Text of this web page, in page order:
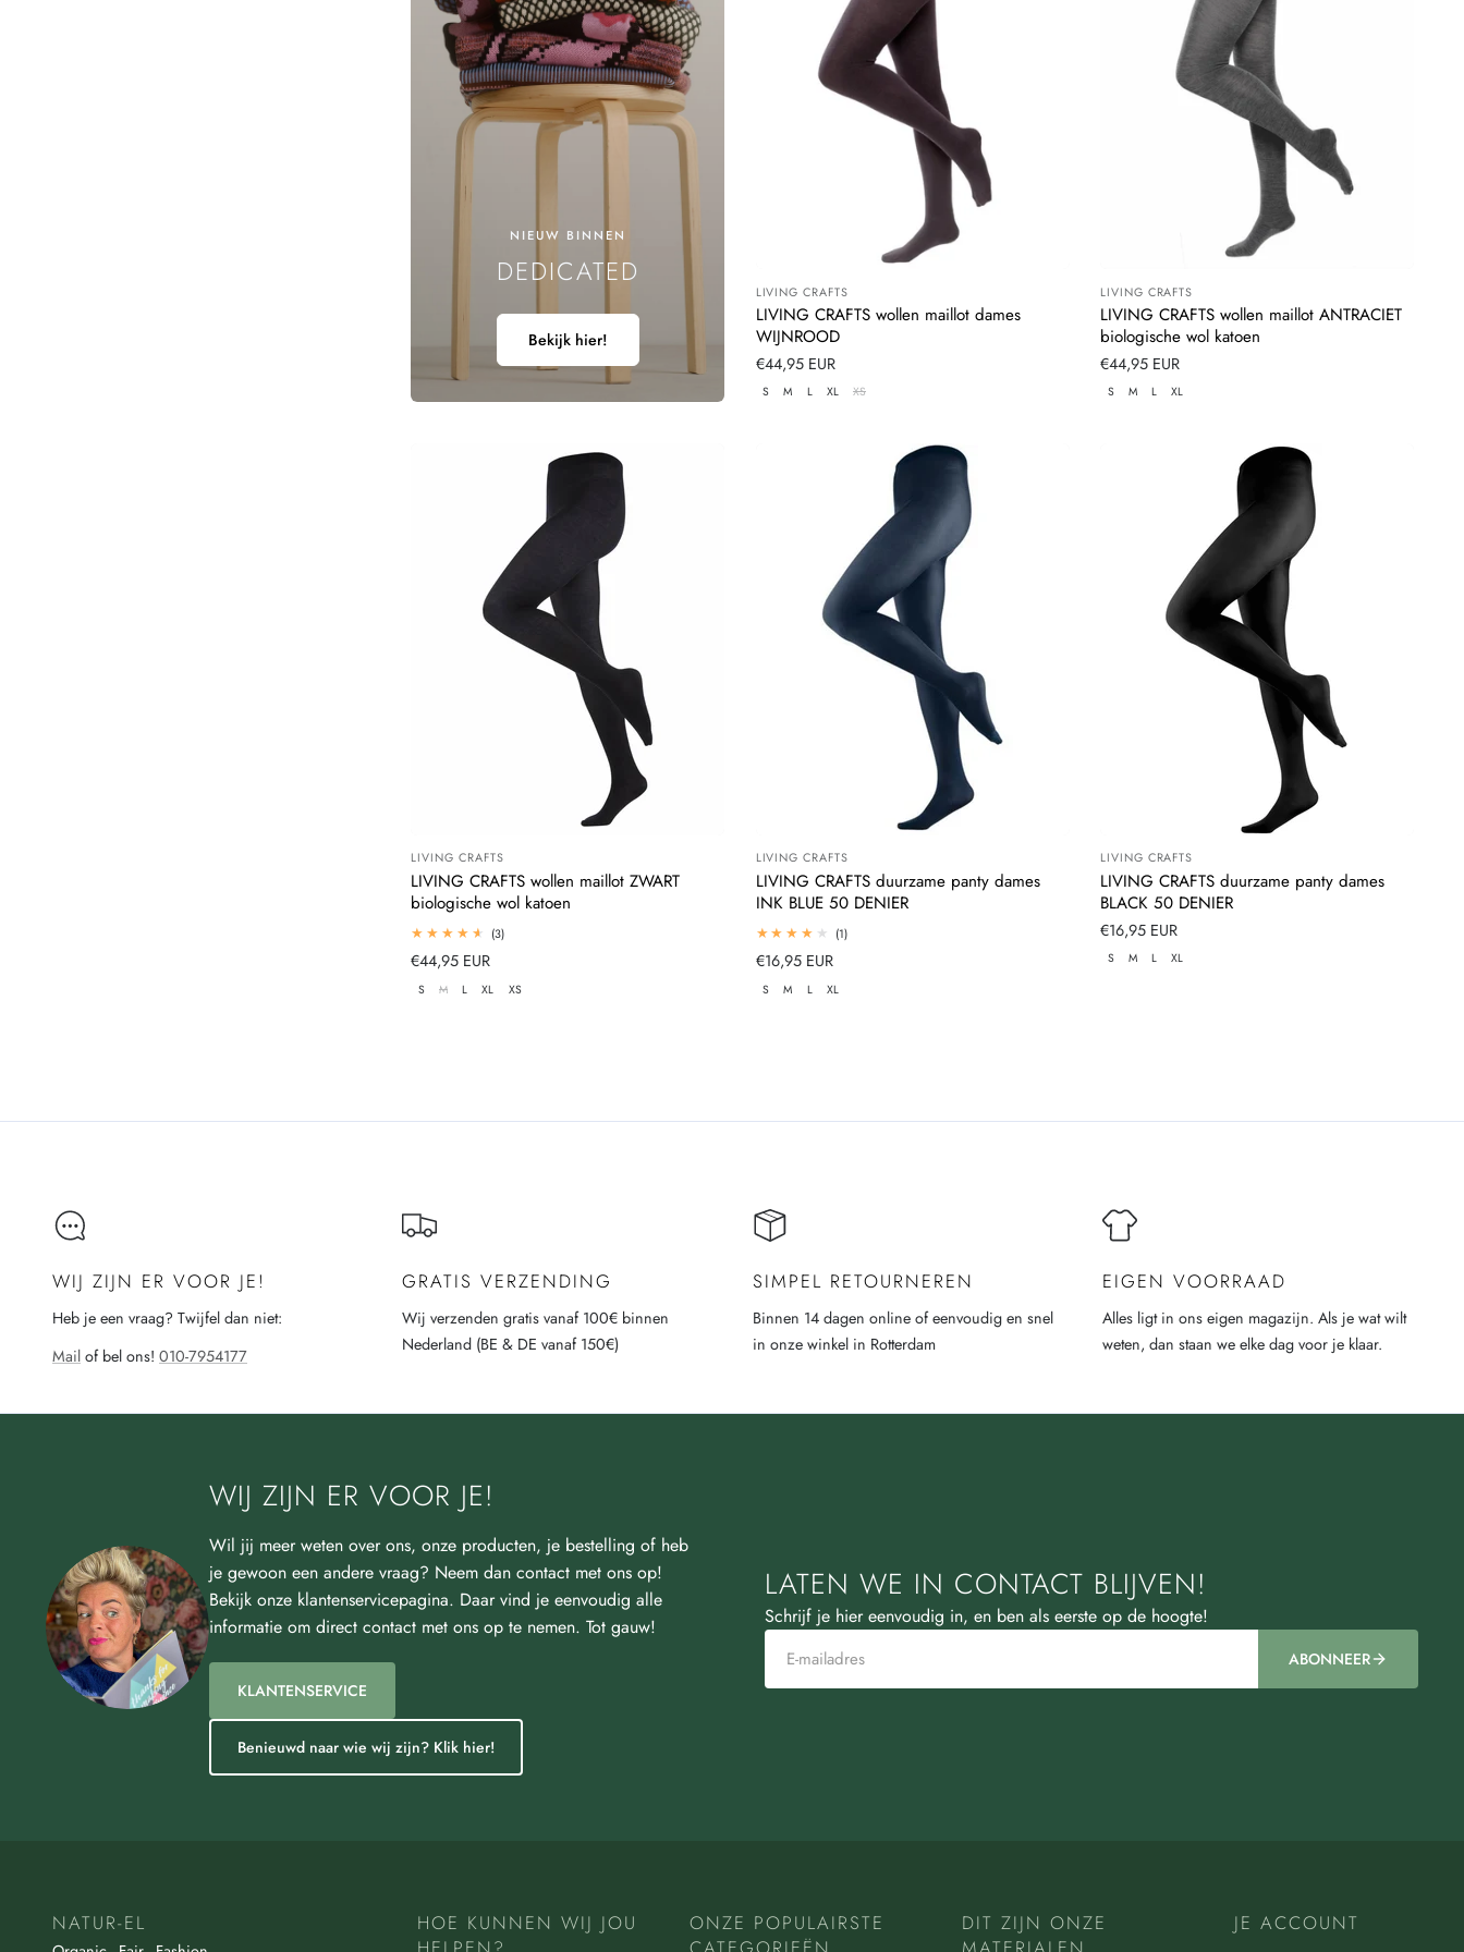
G
NIEUW BINNEN
DEDICATED
Bekijk hier!
Leverancier:
LIVING CRAFTS
LIVING CRAFTS wollen maillot dames
WIJNROOD
Normale
prijs
€44,95 EUR
S M L XL XS
Leverancier:
LIVING CRAFTS
LIVING CRAFTS wollen maillot ANTRACIET
biologische wol katoen
Normale
prijs
€44,95 EUR
S M L XL
Leverancier:
LIVING CRAFTS
LIVING CRAFTS wollen maillot ZWART
biologische wol katoen
(3)3
Normale
prijs
€44,95 EUR
S M L XL XS
Leverancier:
LIVING CRAFTS
LIVING CRAFTS duurzame panty dames
INK BLUE 50 DENIER
(1)1
Normale
prijs
€16,95 EUR
S M L XL
Leverancier:
LIVING CRAFTS
LIVING CRAFTS duurzame panty dames
BLACK 50 DENIER
Normale
prijs
€16,95 EUR
S M L XL
WIJ ZIJN ER VOOR JE!
Heb je een vraag? Twijfel dan niet:
Mail of bel ons! 010-7954177
GRATIS VERZENDING
Wij verzenden gratis vanaf 100€ binnen
Nederland (BE & DE vanaf 150€)
SIMPEL RETOURNEREN
Binnen 14 dagen online of eenvoudig en snel
in onze winkel in Rotterdam
EIGEN VOORRAAD
Alles ligt in ons eigen magazijn. Als je wat wilt
weten, dan staan we elke dag voor je klaar.
WIJ ZIJN ER VOOR JE!
Wil jij meer weten over ons, onze producten, je bestelling of heb
je gewoon een andere vraag? Neem dan contact met ons op!
Bekijk onze klantenservicepagina. Daar vind je eenvoudig alle
informatie om direct contact met ons op te nemen. Tot gauw!
KLANTENSERVICE
Benieuwd naar wie wij zijn? Klik hier!
LATEN WE IN CONTACT BLIJVEN!
Schrijf je hier eenvoudig in, en ben als eerste op de hoogte!
ABONNEER
NATUR-EL
HOE KUNNEN WIJ JOU
ONZE POPULAIRSTE
DIT ZIJN ONZE
JE ACCOUNT